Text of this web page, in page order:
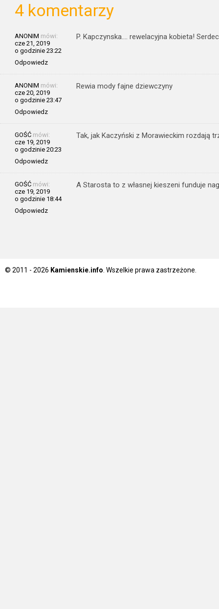
4 komentarzy
ANONIM mówi:
cze 21, 2019
o godzinie 23:22
Odpowiedz
P. Kapczynska…. rewelacyjna kobieta!
ANONIM mówi:
cze 20, 2019
o godzinie 23:47
Odpowiedz
Rewia mody fajne dziewczyny
GOŚĆ mówi:
cze 19, 2019
o godzinie 20:23
Odpowiedz
Tak, jak Kaczyński z Morawieckim rozdają
GOŚĆ mówi:
cze 19, 2019
o godzinie 18:44
Odpowiedz
A Starosta to z własnej kieszeni funduje
© 2011 - 2026 Kamienskie.info . Wszelkie prawa zastrzeżone.